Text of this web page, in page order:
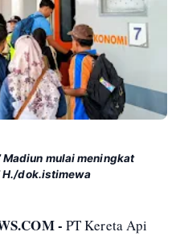
Madiun mulai meningkat
H./dok.istimewa
- PT Kereta Api